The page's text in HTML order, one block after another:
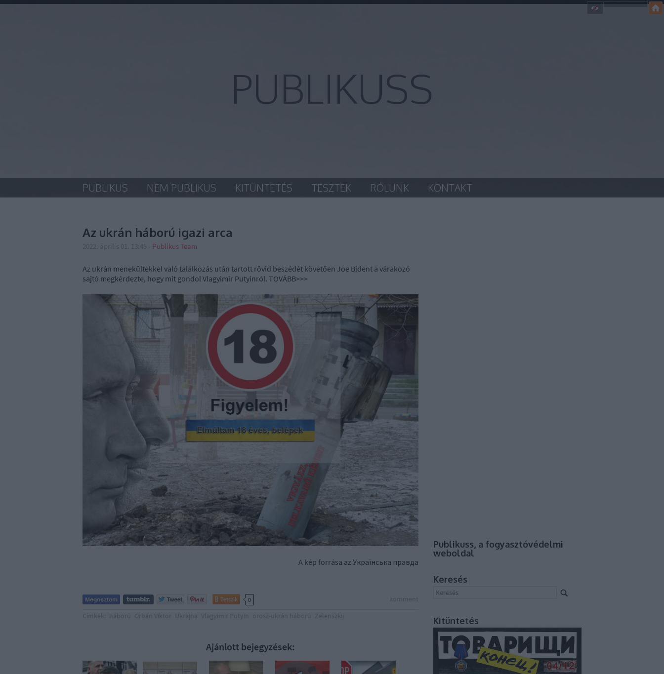
PUBLIKUSS
PUBLIKUS NEM PUBLIKUS KITÜNTETÉS TESZTEK RÓLUNK KONTAKT
Az ukrán háború igazi arca
Publikus Team
Az ukrán menekültekkel való találkozás után tartott rövid beszédét követően Joe Bident a várakozó
sajtó megkérdezte, hogy mit gondol Vlagyimir Putyinról. TOVÁBB>>>
A kép forrása az Українська правда
Tetszik 0
Ajánlott bejegyzések:
Publikuss, a fogyasztóvédelmi
weboldal
Keresés
Kitüntetés